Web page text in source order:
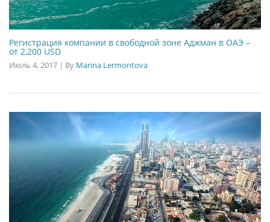
Регистрация компании в свободной зоне Аджман в ОАЭ –
от 2,200 USD
Июль 4, 2017 By Marina Lermontova